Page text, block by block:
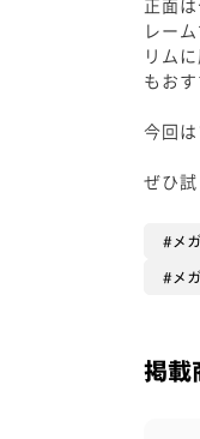
レー
リム
もお
今回
ぜひ
メ
メ
掲載